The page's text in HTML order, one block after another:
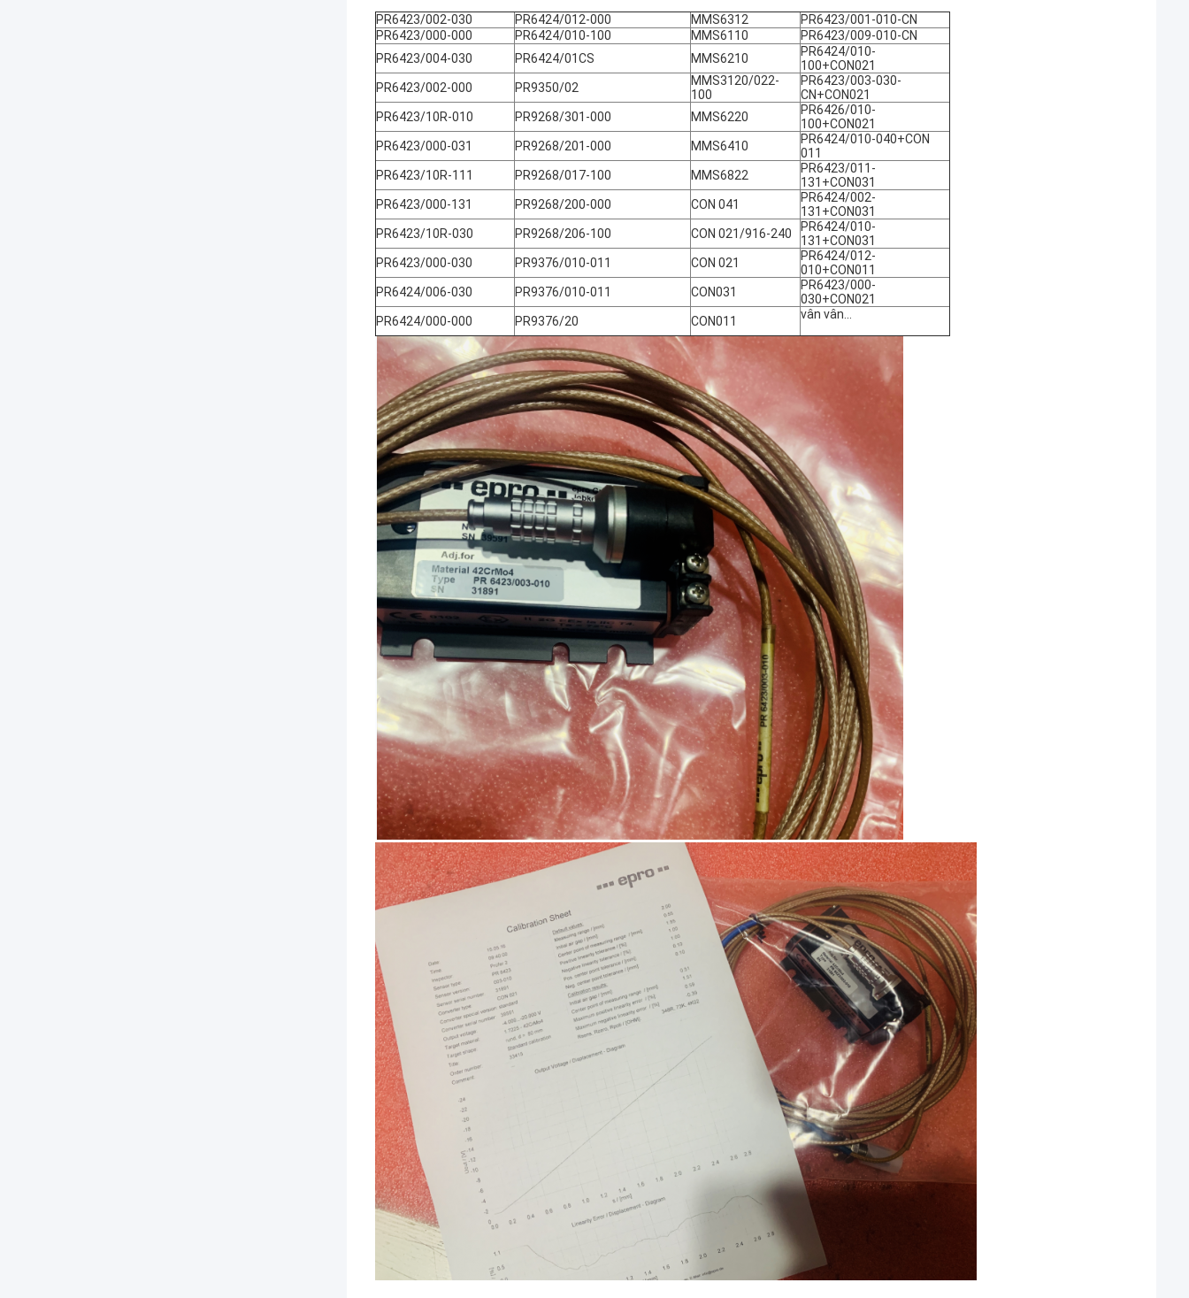
PR6423/002-030 PR6424/012-000 MMS6312
PR6423/001-010-CN
PR6423/000-000
PR6424/010-100 MMS6110
PR6423/009-010-CN
PR6423/004-030
PR6424/01CS MMS6210
PR6424/010-
100+CON021
PR6423/002-000
PR9350/02
MMS3120/022-
100
PR6423/003-030-
CN+CON021
PR6423/10R-010
PR9268/301-000 MMS6220
PR6426/010-
100+CON021
PR6423/000-031
PR9268/201-000 MMS6410
PR6424/010-040+CON
011
PR6423/10R-111
PR9268/017-100 MMS6822
PR6423/011-
131+CON031
PR6423/000-131
PR9268/200-000 CON 041
PR6424/002-
131+CON031
PR6423/10R-030
PR9268/206-100 CON 021/916-240
PR6424/010-
131+CON031
PR6423/000-030
PR9376/010-011 CON 021
PR6424/012-
010+CON011
PR6424/006-030
PR9376/010-011 CON031
PR6423/000-
030+CON021
PR6424/000-000
PR9376/20 CON011 vân vân...